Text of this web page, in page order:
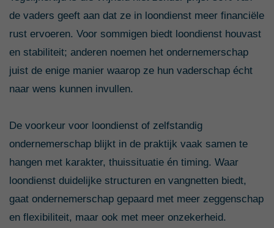
de vaders geeft aan dat ze in loondienst meer financiële
rust ervoeren. Voor sommigen biedt loondienst houvast
en stabiliteit; anderen noemen het ondernemerschap
juist de enige manier waarop ze hun vaderschap écht
naar wens kunnen invullen.
De voorkeur voor loondienst of zelfstandig
ondernemerschap blijkt in de praktijk vaak samen te
hangen met karakter, thuissituatie én timing. Waar
loondienst duidelijke structuren en vangnetten biedt,
gaat ondernemerschap gepaard met meer zeggenschap
en flexibiliteit, maar ook met meer onzekerheid.